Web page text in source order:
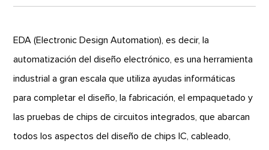
EDA (Electronic Design Automation), es decir, la
automatización del diseño electrónico, es una herramienta
industrial a gran escala que utiliza ayudas informáticas
para completar el diseño, la fabricación, el empaquetado y
las pruebas de chips de circuitos integrados, que abarcan
todos los aspectos del diseño de chips IC, cableado,